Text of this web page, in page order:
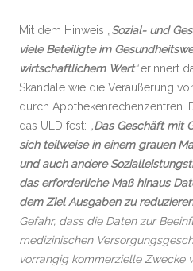
Mit dem Hinweis „Sozial- und
viele Beteiligte im
wirtschaftlichem Wert“erinnert
Skandale wie die Veräußerung
durch Apothekenrechenzentren.
das ULD fest: „Das Geschäft mit
sich teilweise in einem grauen
und auch andere
das erforderliche Maß hinaus
dem Ziel Ausgaben zu reduzieren
Gefahr, dass die Daten zur
medizinischen
vorrangig kommerzielle Zwecke